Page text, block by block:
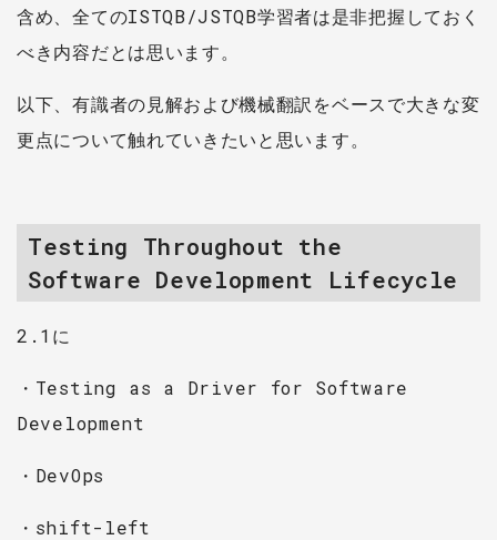
含め、全てのISTQB/JSTQB学習者は是非把握しておく
べき内容だとは思います。
以下、有識者の見解および機械翻訳をベースで大きな変
更点について触れていきたいと思います。
Testing Throughout the
Software Development Lifecycle
2.1に
・Testing as a Driver for Software
Development
・DevOps
・shift-left